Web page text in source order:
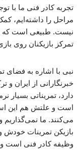
تجربه کادر فنی ما با
مراحل را داشته‌ایم،
نیست. طبیعی است که
تمرکز بازیکنان روی
نبی با اشاره به فضای
خبرنگارانی از ایران و
دارد، تمریناتی
است و علتش هم این
می‌کنند. ما
بازیکن تمرینات خودش
وظیفه کادر فنی است